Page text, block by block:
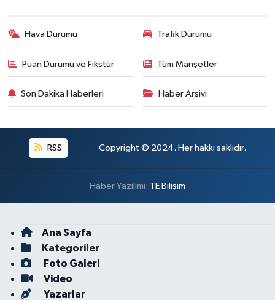
Hava Durumu Trafik Durumu
Puan Durumu ve Fikstür Tüm Manşetler
Son Dakika Haberleri Haber Arşivi
RSS Copyright © 2024. Her hakkı saklıdır.
Haber Yazılımı: TE Bilişim
Ana Sayfa
Kategoriler
Foto Galeri
Video
Yazarlar